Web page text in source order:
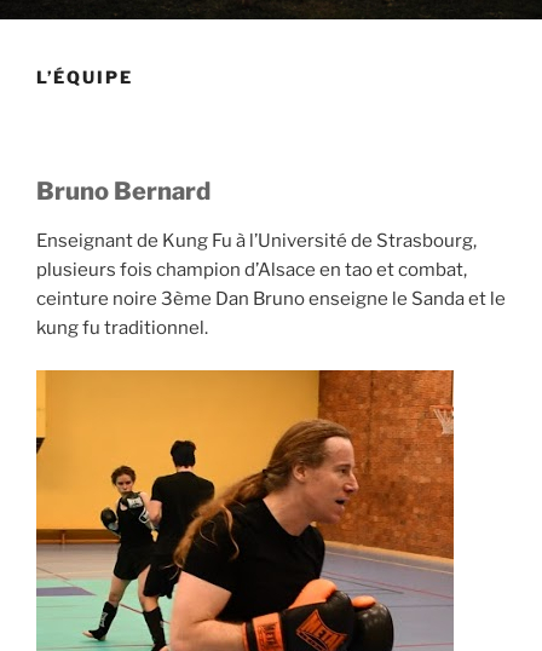
L’ÉQUIPE
Bruno Bernard
Enseignant de Kung Fu à l’Université de Strasbourg,
plusieurs fois champion d’Alsace en tao et combat,
ceinture noire 3ème Dan Bruno enseigne le Sanda et le
kung fu traditionnel.